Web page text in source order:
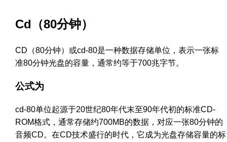
Cd（80分钟）
CD（80分钟）或cd-80是一种数据存储单位，表示一张标
准80分钟光盘的容量，通常约等于700兆字节。
公式为
cd-80单位起源于20世纪80年代末至90年代初的标准CD-
ROM格式，通常存储约700MB的数据，对应一张80分钟的
音频CD。在CD技术盛行的时代，它成为光盘存储容量的标